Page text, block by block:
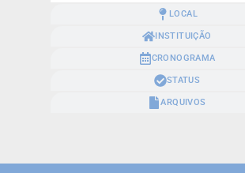
LOCAL
INSTITUIÇÃO
CRONOGRAMA
STATUS
ARQUIVOS